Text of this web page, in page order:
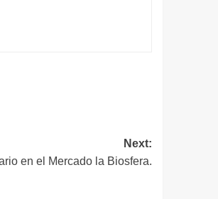
Next:
en el Mercado la Biosfera.